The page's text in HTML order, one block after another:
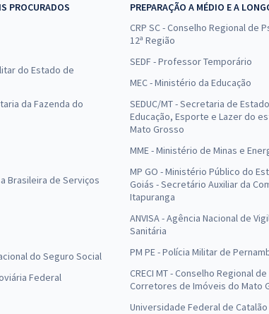
PROCURADOS
do Estado de
da Fazenda do
Brasileira de Serviços
do Seguro Social
Federal
PREPARAÇÃO A MÉDIO E A
CRP SC - Conselho Regional de
12ª Região
SEDF - Professor Temporário
MEC - Ministério da Educação
SEDUC/MT - Secretaria de
Educação, Esporte e Lazer do
Mato Grosso
MME - Ministério de Minas e
MP GO - Ministério Público do
Goiás - Secretário Auxiliar da
Itapuranga
ANVISA - Agência Nacional de
Sanitária
PM PE - Polícia Militar de
CRECI MT - Conselho Regional de
Corretores de Imóveis do Mato
Universidade Federal de Catalão